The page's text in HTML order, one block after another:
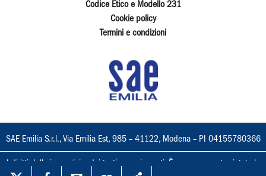
Codice Etico e Modello 231
Cookie policy
Termini e condizioni
SAE Emilia S.r.l., Via Emilia Est, 985 – 41122, Modena – PI 04155780366
I diritti delle immagini e dei testi sono riservati. È espressamente vietata la